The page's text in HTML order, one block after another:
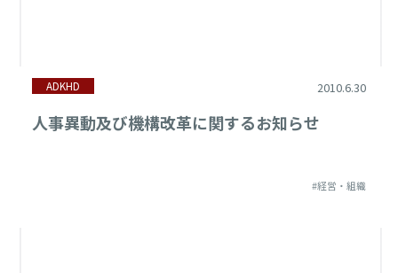
ADKHD 2010.6.30
人事異動及び機構改革に関するお知らせ
#経営・組織